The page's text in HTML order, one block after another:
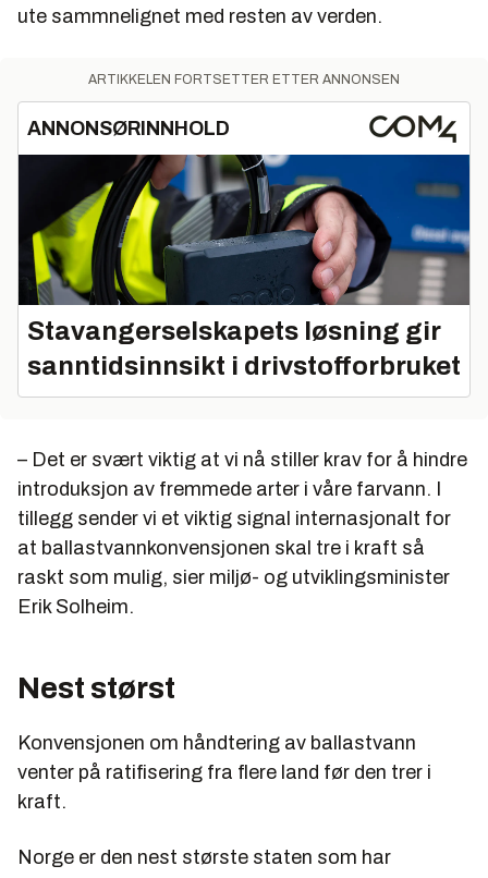
ute sammnelignet med resten av verden.
ARTIKKELEN FORTSETTER ETTER ANNONSEN
ANNONSØRINNHOLD
Stavangerselskapets løsning gir
sanntidsinnsikt i drivstofforbruket
– Det er svært viktig at vi nå stiller krav for å hindre
introduksjon av fremmede arter i våre farvann. I
tillegg sender vi et viktig signal internasjonalt for
at ballastvannkonvensjonen skal tre i kraft så
raskt som mulig, sier miljø- og utviklingsminister
Erik Solheim.
Nest størst
Konvensjonen om håndtering av ballastvann
venter på ratifisering fra flere land før den trer i
kraft.
Norge er den nest største staten som har